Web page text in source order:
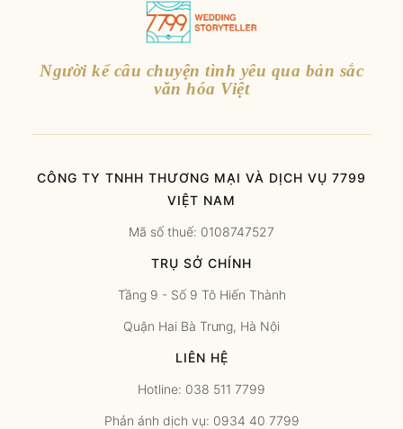
Người kể câu chuyện tình yêu qua bản sắc
văn hóa Việt
CÔNG TY TNHH THƯƠNG MẠI VÀ DỊCH VỤ 7799
VIỆT NAM
Mã số thuế: 0108747527
TRỤ SỞ CHÍNH
Tầng 9 - Số 9 Tô Hiến Thành
Quận Hai Bà Trưng, Hà Nội
LIÊN HỆ
Hotline: 038 511 7799
Phản ánh dịch vụ: 0934 40 7799